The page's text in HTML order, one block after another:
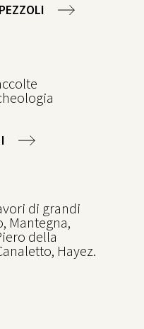
di grandi
Mantegna,
della
Hayez.